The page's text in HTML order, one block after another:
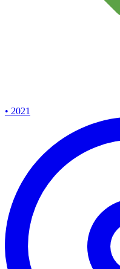
• 2021